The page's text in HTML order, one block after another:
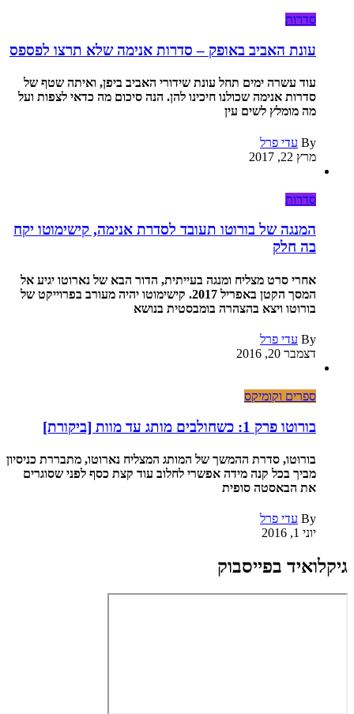
סדרות
עונת האביב באופק – סדרות אנימה שלא תרצו לפספס
עוד עשרה ימים תחל עונת שידורי האביב ביפן, ואיתה שטף של
סדרות אנימה שכולנו חיכינו להן. הנה סיכום מה כדאי לצפות ועל
מה מומלץ לשים עין
By עדי פרל
מרץ 22, 2017
סדרות
המנגה של בורוטו תעובד לסדרת אנימה, קישימוטו יקח
בה חלק
אחרי סרט מצליח ומנגה בעייתית, הדור הבא של נארוטו יגיע אל
המסך הקטן באפריל 2017. קישימוטו יהיה מעורב בפרוייקט של
בורוטו ויצא בהצהרה בומבסטית בנושא
By עדי פרל
דצמבר 20, 2016
ספרים וקומיקס
בורוטו פרק 1: כשחולבים מותג עד מוות [ביקורת]
בורוטו, סדרת ההמשך של המותג המצליח נארוטו, מתבררת כניסיון
מביך בכל קנה מידה אפשרי לחלוב עוד קצת כסף לפני שסוגרים
את הבאסטה סופית
By עדי פרל
יוני 1, 2016
גיקלואיד בפייסבוק